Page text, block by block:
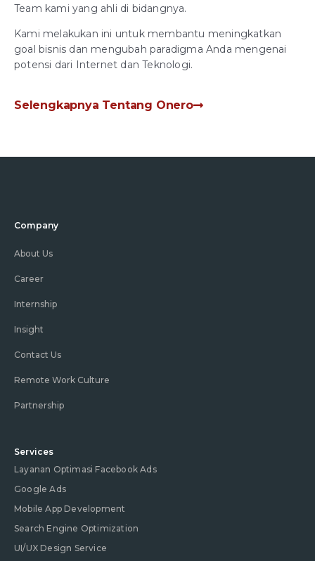
Team kami yang ahli di bidangnya.
Kami melakukan ini untuk membantu meningkatkan
goal bisnis dan mengubah paradigma Anda mengenai
potensi dari Internet dan Teknologi.
Selengkapnya Tentang Onero
Company
About Us
Career
Internship
Insight
Contact Us
Remote Work Culture
Partnership
Services
Layanan Optimasi Facebook Ads
Google Ads
Mobile App Development
Search Engine Optimization
UI/UX Design Service